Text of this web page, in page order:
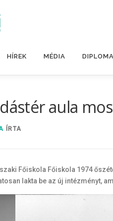
HÍREK MÉDIA
aula
ÍRTA
Főiskola Főiskola 1974
lakta be az új intézményt,